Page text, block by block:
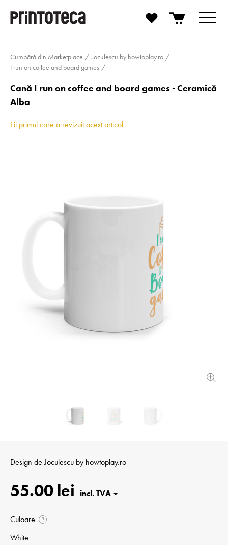
Cumpără din Marketplace
Joculescu by howtoplay.ro
I run on coffee and board games
Cană I run on coffee and board games - Ceramică
Alba
Fii primul care a revizuit acest articol
Design deJoculescu by howtoplay.ro
55.00 lei
Culoare ?
White